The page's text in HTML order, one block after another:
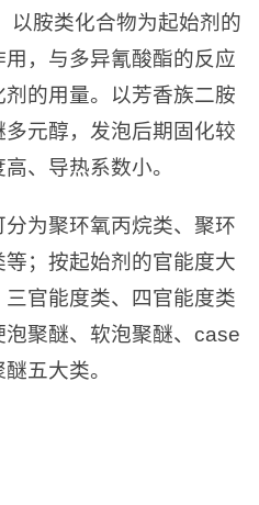
以胺类化合物为起始剂的
，与多异氰酸酯的反应
的用量。以芳香族二胺
元醇，发泡后期固化较
、导热系数小。
为聚环氧丙烷类、聚环
；按起始剂的官能度大
官能度类、四官能度类
聚醚、软泡聚醚、case
五大类。